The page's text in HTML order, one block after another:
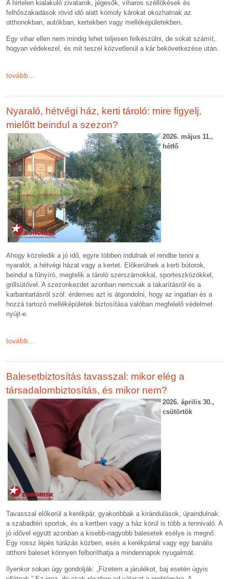
A hirtelen kialakuló zivatarok, jégesők, viharos széllökések és
felhőszakadások rövid idő alatt komoly károkat okozhatnak az
otthonokban, autókban, kertekben vagy melléképületekben.
Egy vihar ellen nem mindig lehet teljesen felkészülni, de sokat számít,
hogyan védekezel, és mit teszel közvetlenül a kár bekövetkezése után.
tovább...
Nyaraló, hétvégi ház, kerti tároló: mire figyelj,
mielőtt beindul a szezon?
2026. május 11.,
hétfő
Ahogy közeledik a jó idő, egyre többen indulnak el rendbe tenni a
nyaralót, a hétvégi házat vagy a kertet. Előkerülnek a kerti bútorok,
beindul a fűnyíró, megtelik a tároló szerszámokkal, sporteszközökkel,
grillsütővel. A szezonkezdet azonban nemcsak a takarításról és a
karbantartásról szól: érdemes azt is átgondolni, hogy az ingatlan és a
hozzá tartozó melléképületek biztosítása valóban megfelelő védelmet
nyújt-e.
tovább...
Balesetbiztosítás tavasszal: mikor elég a
társadalombiztosítás, és mikor nem?
2026. április 30.,
csütörtök
Tavasszal előkerül a kerékpár, gyakoribbak a kirándulások, újraindulnak
a szabadtéri sportok, és a kertben vagy a ház körül is több a tennivaló. A
jó idővel együtt azonban a kisebb-nagyobb balesetek esélye is megnő.
Egy rossz lépés túrázás közben, esés a kerékpárral vagy egy banális
otthoni baleset könnyen felboríthatja a mindennapok nyugalmát.
Ilyenkor sokan úgy gondolják: „Fizetem a járulékot, baj esetén úgyis